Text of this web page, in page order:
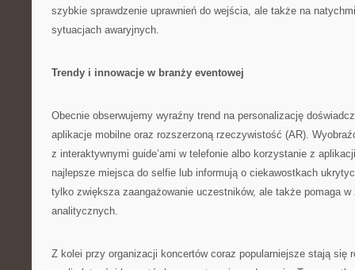
szybkie sprawdzenie uprawnień do wejścia, ale także na
sytuacjach awaryjnych.
Trendy i innowacje w branży eventowej
Obecnie obserwujemy wyraźny trend na personalizację
aplikacje mobilne oraz rozszerzoną rzeczywistość (AR).
z interaktywnymi guide’ami w telefonie albo korzystanie z
najlepsze miejsca do selfie lub informują o ciekawostkach
tylko zwiększa zaangażowanie uczestników, ale także pomaga
analitycznych.
Z kolei przy organizacji koncertów coraz popularniejsze stają się